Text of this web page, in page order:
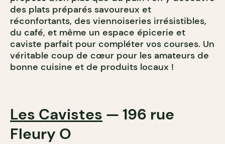
des plats préparés savoureux et
réconfortants, des viennoiseries irrésistibles,
du café, et même un espace épicerie et
caviste parfait pour compléter vos courses. Un
véritable coup de cœur pour les amateurs de
bonne cuisine et de produits locaux !
Les Cavistes — 196 rue
Fleury O